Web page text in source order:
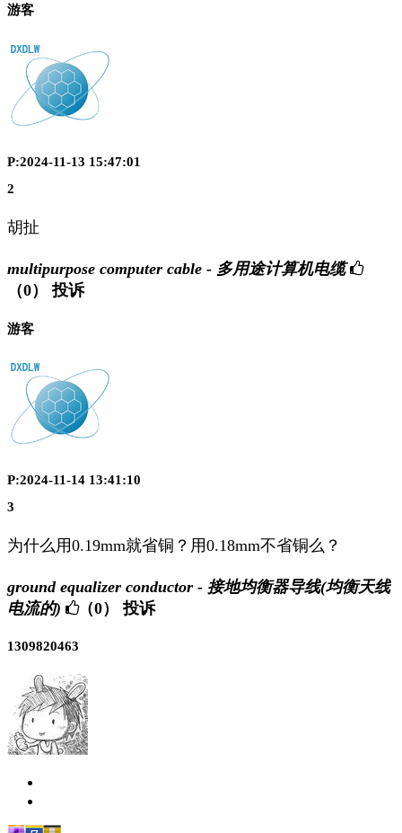
游客
P:2024-11-13 15:47:01
2
胡扯
multipurpose computer cable - 多用途计算机电缆
（0）
投诉
游客
P:2024-11-14 13:41:10
3
为什么用0.19mm就省铜？用0.18mm不省铜么？
ground equalizer conductor - 接地均衡器导线(均衡天线
电流的)
（0） 投诉
1309820463